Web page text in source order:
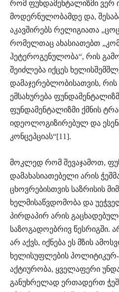
რომ ფუნდამენტალიზმი ვერ
მოდერნულობამდე და,
აკავშირებს რელიგიათა
რომელთაც ახასიათებთ
ჰეტეროგენულობა“, რის
შეიძლება იქცეს
დამაჯერებლობისათვის,
ემსახურება
ფუნდამენტალიზმი ქმნის
იდეოლოგიზირებულ და
კონცეპციას“[11].
მოკლედ რომ შევაჯამოთ,
დამახასიათებელი არის
ცხოვრებისთვის საზრისის
ხელმისაწვდომობა და
პირდაპირ არის
საზოგადოებრივ წესრიგში.
არ აქვს, იქნება ეს მზის
ხელისუფლების
აქტიურობა, ყველაფერი
განუხრელად ერთადერთ